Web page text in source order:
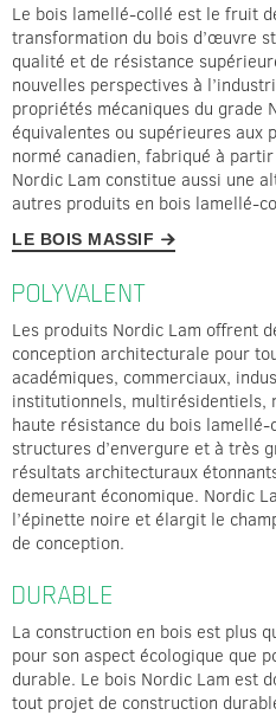
Le bois lamellé-collé est le fruit
transformation du bois d’œuvre
qualité et de résistance
nouvelles perspectives à
propriétés mécaniques du grade
équivalentes ou supérieures aux
normé canadien, fabriqué à
Nordic Lam constitue aussi une
autres produits en bois lamellé-
LE BOIS MASSIF
POLYVALENT
Les produits Nordic Lam offrent
conception architecturale pour
académiques, commerciaux,
institutionnels, multirésidentiels,
haute résistance du bois
structures d’envergure et à très
résultats architecturaux
demeurant économique. Nordic
l’épinette noire et élargit le
de conception.
DURABLE
La construction en bois est plus
pour son aspect écologique que
durable. Le bois Nordic Lam est
tout projet de construction